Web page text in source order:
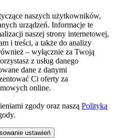
naszych użytkowników,
urządzeń. Informacje te
naszej strony internetowej,
i treści, a także do analizy
– wyłącznie za Twoją
z usług danego
dane z danymi
Ci oferty za
online.
zgody oraz naszą Polityką
ustawień